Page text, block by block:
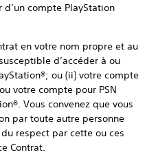
compte PlayStation
en votre nom propre et au
d’accéder à ou
ou (ii) votre compte
votre compte pour PSN
Vous convenez que vous
par toute autre personne
respect par cette ou ces
Contrat.